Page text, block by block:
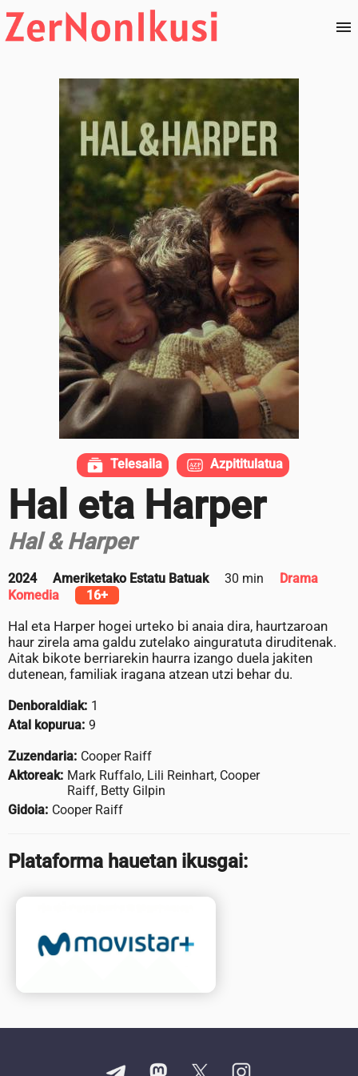
Hal eta Harper
Hal & Harper
2024 Ameriketako Estatu Batuak 30 min
Drama
Komedia
16+
Hal eta Harper hogei urteko bi anaia dira, haurtzaroan
haur zirela ama galdu zutelako ainguratuta diruditenak.
Aitak bikote berriarekin haurra izango duela jakiten
dutenean, familiak iragana atzean utzi behar du.
Denboraldiak: 1
Atal kopurua: 9
Zuzendaria: Cooper Raiff
Aktoreak: Mark Ruffalo, Lili Reinhart, Cooper
Raiff, Betty Gilpin
Gidoia: Cooper Raiff
Plataforma hauetan ikusgai:
Telesaila Azpititulatua